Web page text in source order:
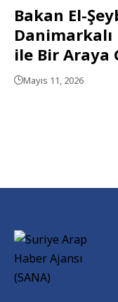
Bakan El-
Danimarkalı
ile Bir Araya
Mayıs 11, 2026